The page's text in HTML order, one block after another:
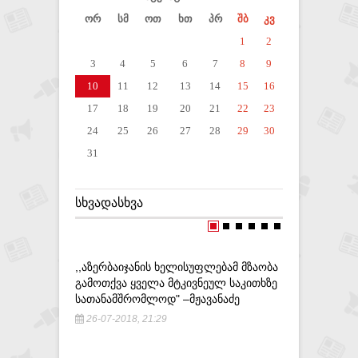
ორ
სმ ოთ ხთ პრ შბ
კვ
1
2
3
4 5 6 7 8
9
10
11 12 13 14 15
16
17
18 19 20 21 22
23
24
25 26 27 28 29
30
31
ᲡᲮᲕᲐᲓᲐᲡᲮᲕᲐ
,,ᲐᲖᲔᲠᲑᲐᲘᲯᲐᲜᲘᲡ ᲮᲔᲚᲘᲡᲣᲤᲚᲔᲑᲐᲛ ᲛᲖᲐᲝᲑᲐ
ᲒᲐᲛᲝᲗᲥᲕᲐ ᲧᲕᲔᲚᲐ ᲛᲢᲙᲘᲕᲜᲔᲣᲚ ᲡᲐᲙᲘᲗᲮᲖᲔ
ᲡᲐᲗᲐᲜᲐᲛᲨᲠᲝᲛᲚᲝᲓ" –ᲛᲟᲐᲕᲐᲜᲐᲫᲔ
26-07-2018, 21:29